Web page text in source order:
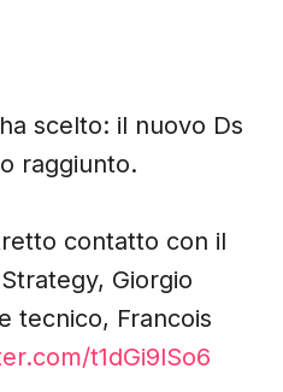
scelto: il nuovo Ds
raggiunto.
contatto con il
Giorgio
tecnico, Francois
t1dGi9lSo6